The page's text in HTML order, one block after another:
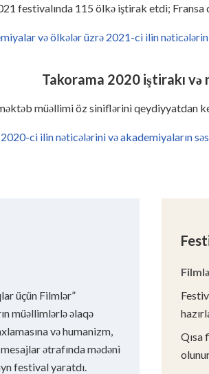
festivalında 115 ölkə iştirak etdi;
və ölkələr üzrə 2021-ci ilin
Takorama 2020 iştirakı və
müəllimi öz siniflərini qeydiyyatdan
2020-ci ilin nəticələrini və akademiyaların
üçün Filmlər”
müəllimlərlə əlaqə
və humanizm,
ətrafında mədəni
festival yaratdı.
Qısa